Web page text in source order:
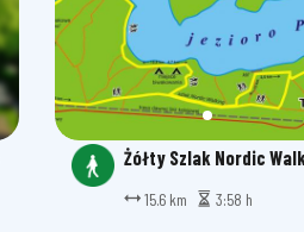
Żółty Szlak Nordic
15.6 km 3:58 h